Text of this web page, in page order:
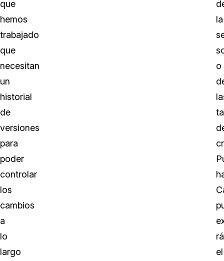
que
hemos
trabajado
que
necesitan
un
historial
de
versiones
para
poder
controlar
los
cambios
a
lo
largo
la
o
el